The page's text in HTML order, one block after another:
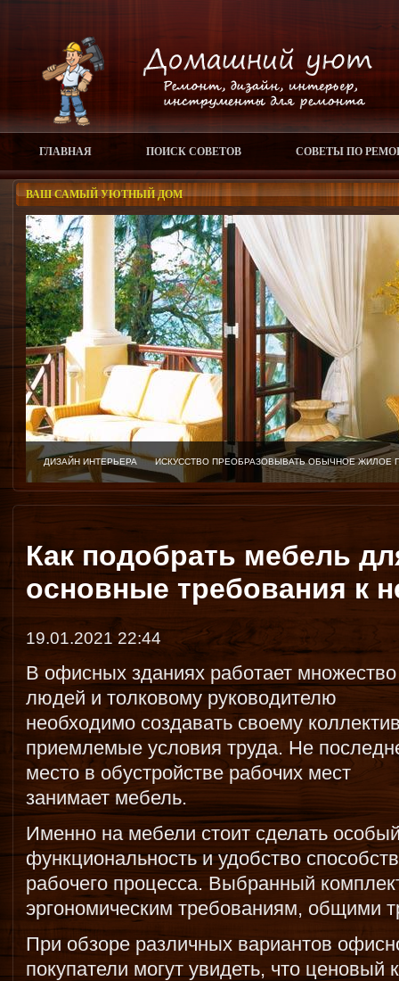
ГЛАВНАЯ ПОИСК СОВЕТОВ СОВЕТЫ ПО
ВАШ САМЫЙ УЮТНЫЙ ДОМ
ДИЗАЙН ИНТЕРЬЕРА ИСКУССТВО ПРЕОБРАЗОВЫВАТЬ ОБЫЧНОЕ
Как подобрать мебель
основные требования к
19.01.2021 22:44
В офисных зданиях работает множество
людей и толковому руководителю
необходимо создавать своему
приемлемые условия труда. Не
место в обустройстве рабочих мест
занимает мебель.
Именно на мебели стоит сделать
функциональность и удобство
рабочего процесса. Выбранный
эргономическим требованиям, общими
При обзоре различных вариантов
покупатели могут увидеть, что ценовый